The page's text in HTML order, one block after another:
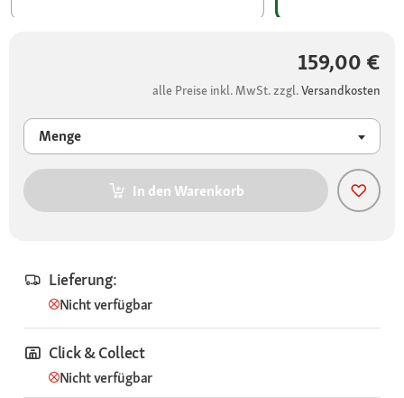
159,00 €
alle Preise inkl. MwSt. zzgl.Versandkosten
Menge
In den Warenkorb
Lieferung:
Nicht verfügbar
Click & Collect
Nicht verfügbar